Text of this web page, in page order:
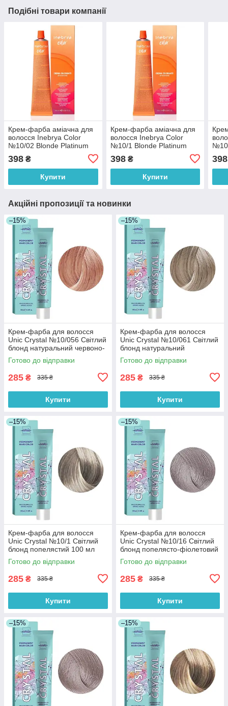
Подібні товари компанії
Крем-фарба аміачна для
волосся Inebrya Сolor
№10/02 Blonde Platinum
Light Violet Pastel 100 мл
398 ₴
Купити
Крем-фарба аміачна для
волосся Inebrya Сolor
№10/1 Blonde Platinum
398₴
Купити
398
Акційні пропозиції та новинки
–15%
Крем-фарба для волосся
Unic Crystal №10/056 Світлий
блонд натуральний червоно-
фіолетовий 100 мл
Готово до відправки
285 ₴ 335 ₴
Купити
–15%
Крем-фарба для волосся
Unic Crystal №10/061 Світлий
блонд натуральний
фіолетово-попелястий 100
мл
Готово до відправки
285 ₴ 335 ₴
Купити
–15%
Крем-фарба для волосся
Unic Crystal №10/1 Світлий
блонд попелястий 100 мл
Готово до відправки
285 ₴ 335 ₴
Купити
–15%
Крем-фарба для волосся
Unic Crystal №10/16 Світлий
блонд попелясто-фіолетовий
100 мл
Готово до відправки
285 ₴ 335 ₴
Купити
–15% –15%